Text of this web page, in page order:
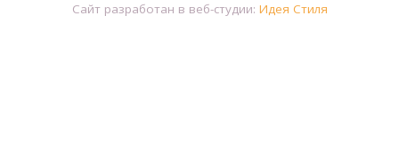
Сайт разработан в веб-студии: Идея Стиля